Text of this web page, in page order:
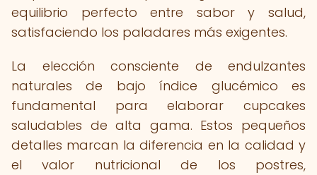
equilibrio perfecto entre sabor y salud,
satisfaciendo los paladares más exigentes.
La elección consciente de endulzantes
naturales de bajo índice glucémico es
fundamental para elaborar cupcakes
saludables de alta gama. Estos pequeños
detalles marcan la diferencia en la calidad y
el valor nutricional de los postres,